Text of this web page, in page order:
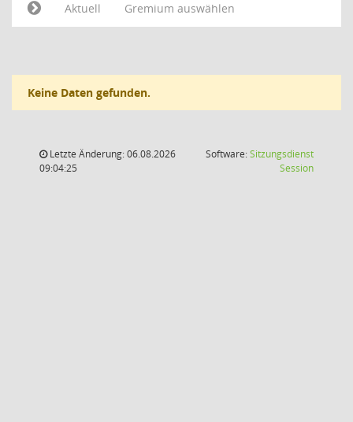
Aktuell
Gremium auswählen
Keine Daten gefunden.
Letzte Änderung: 06.08.2026
09:04:25
Software:Sitzungsdienst
Session(Wird in